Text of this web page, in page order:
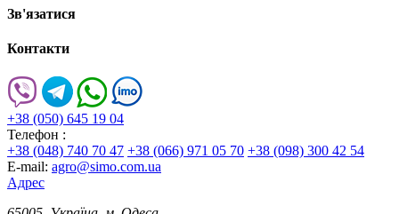
Зв'язатися
Контакти
+38 (050) 645 19 04
Телефон :
+38 (048) 740 70 47 +38 (066) 971 05 70 +38 (098) 300 42 54
E-mail: agro@simo.com.ua
Адрес